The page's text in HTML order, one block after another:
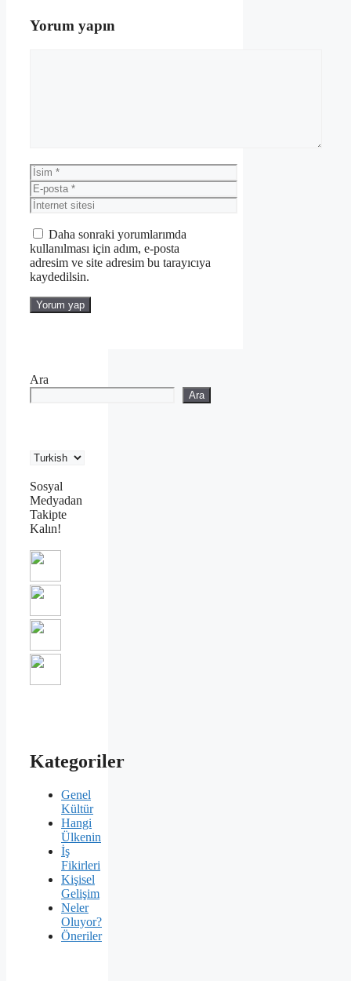
Yorum yapın
İsim
E-
posta
İnternet
sitesi
Daha sonraki yorumlarımda
kullanılması için adım, e-posta
adresim ve site adresim bu tarayıcıya
kaydedilsin.
Ara
Ara
Sosyal
Medyadan
Takipte
Kalın!
Kategoriler
Genel
Kültür
Hangi
Ülkenin
İş
Fikirleri
Kişisel
Gelişim
Neler
Oluyor?
Öneriler